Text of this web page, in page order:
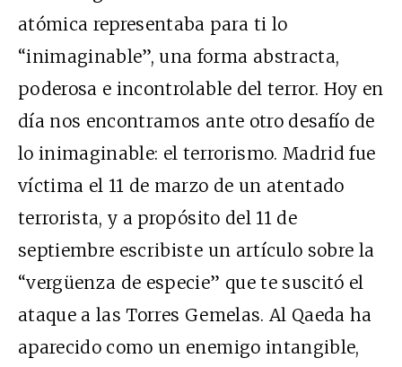
atómica representaba para ti lo
“inimaginable”, una forma abstracta,
poderosa e incontrolable del terror. Hoy en
día nos encontramos ante otro desafío de
lo inimaginable: el terrorismo. Madrid fue
víctima el 11 de marzo de un atentado
terrorista, y a propósito del 11 de
septiembre escribiste un artículo sobre la
“vergüenza de especie” que te suscitó el
ataque a las Torres Gemelas. Al Qaeda ha
aparecido como un enemigo intangible,